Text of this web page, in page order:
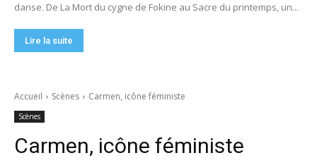
danse. De La Mort du cygne de Fokine au Sacre du printemps, un...
Lire la suite